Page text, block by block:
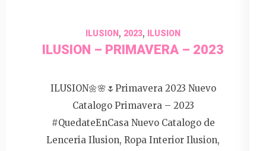
ILUSION, 2023, ILUSION
ILUSION – PRIMAVERA – 2023
ILUSION🌼🌸🌷Primavera 2023 Nuevo
Catalogo Primavera – 2023
#QuedateEnCasa Nuevo Catalogo de
Lenceria Ilusion, Ropa Interior Ilusion,